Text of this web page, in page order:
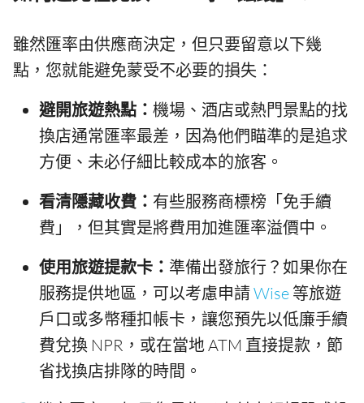
雖然匯率由供應商決定，但只要留意以下幾
點，您就能避免蒙受不必要的損失：
避開旅遊熱點： 機場、酒店或熱門景點的找
換店通常匯率最差，因為他們瞄準的是追求
方便、未必仔細比較成本的旅客。
看清隱藏收費： 有些服務商標榜「免手續
費」，但其實是將費用加進匯率溢價中。
使用旅遊提款卡： 準備出發旅行？如果你在
服務提供地區，可以考慮申請Wise 等旅遊
戶口或多幣種扣帳卡，讓您預先以低廉手續
費兌換 NPR，或在當地 ATM 直接提款，節
省找換店排隊的時間。